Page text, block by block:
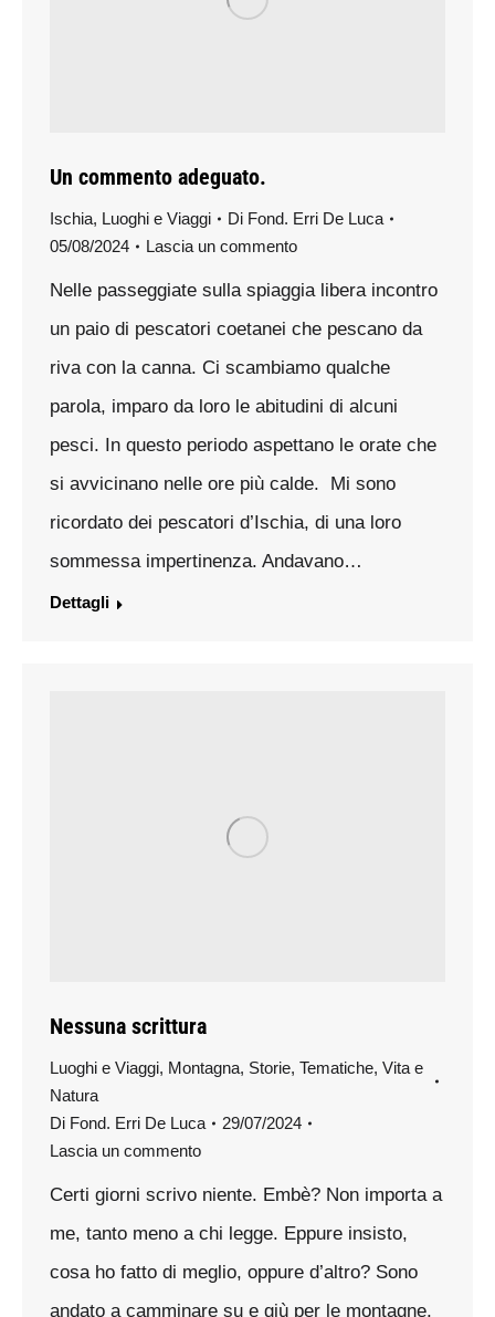
Un commento adeguato.
Ischia, Luoghi e Viaggi Di Fond. Erri De Luca
05/08/2024
Lascia un commento
Nelle passeggiate sulla spiaggia libera incontro
un paio di pescatori coetanei che pescano da
riva con la canna. Ci scambiamo qualche
parola, imparo da loro le abitudini di alcuni
pesci. In questo periodo aspettano le orate che
si avvicinano nelle ore più calde. Mi sono
ricordato dei pescatori d’Ischia, di una loro
sommessa impertinenza. Andavano…
Dettagli
Nessuna scrittura
Luoghi e Viaggi, Montagna, Storie, Tematiche, Vita e
Natura
Di Fond. Erri De Luca
29/07/2024
Lascia un commento
Certi giorni scrivo niente. Embè? Non importa a
me, tanto meno a chi legge. Eppure insisto,
cosa ho fatto di meglio, oppure d’altro? Sono
andato a camminare su e giù per le montagne,